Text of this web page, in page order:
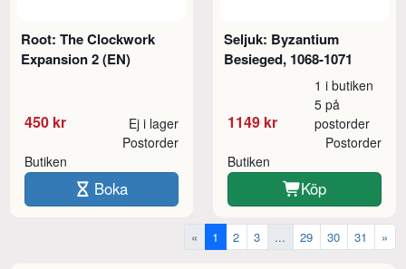
Root: The Clockwork
Expansion 2 (EN)
450 kr Ej i lager
Butiken
Postorder
Boka
Seljuk: Byzantium
Besieged, 1068-1071
1149 kr
1 i butiken
5 på
postorder
Butiken
Postorder
Köp
« 1 2 3 ... 29 30 31 »